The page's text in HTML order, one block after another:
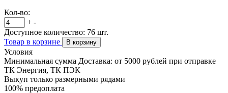
Кол-во:
+ -
Доступное количество: 76 шт.
Товар в корзине
В корзину
Условия
Минимальная сумма Доставка: от 5000 рублей при отправке
ТК Энергия, ТК ПЭК
Выкуп только размерными рядами
100% предоплата